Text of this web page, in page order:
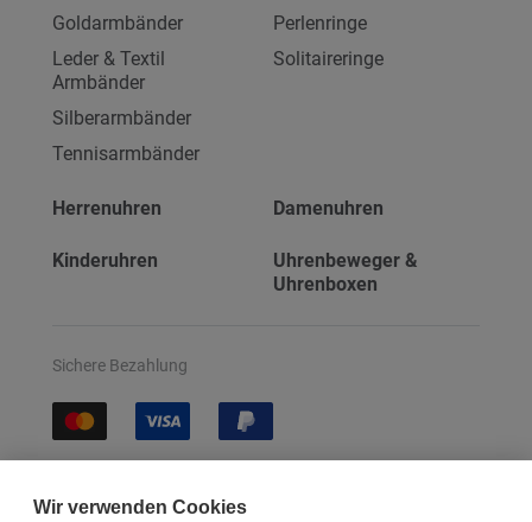
Goldarmbänder
Leder & Textil
Armbänder
Silberarmbänder
Tennisarmbänder
Perlenringe
Solitaireringe
Herrenuhren Damenuhren
Kinderuhren
Uhrenbeweger &
Uhrenboxen
Sichere Bezahlung
Wir verwenden Cookies